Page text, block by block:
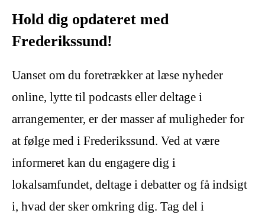
Hold dig opdateret med
Frederikssund!
Uanset om du foretrækker at læse nyheder
online, lytte til podcasts eller deltage i
arrangementer, er der masser af muligheder for
at følge med i Frederikssund. Ved at være
informeret kan du engagere dig i
lokalsamfundet, deltage i debatter og få indsigt
i, hvad der sker omkring dig. Tag del i